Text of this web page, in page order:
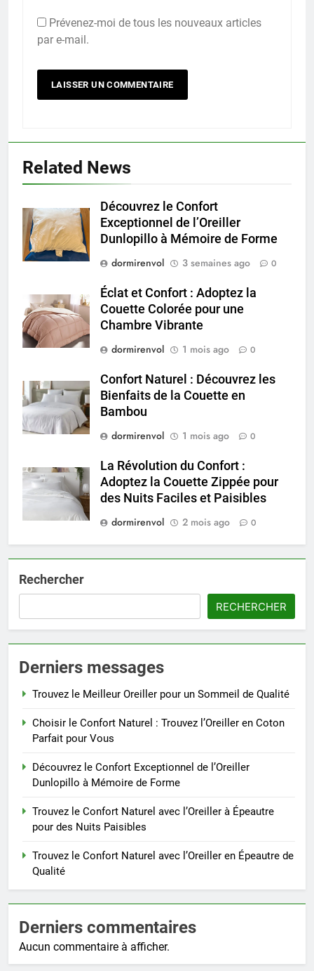
Prévenez-moi de tous les nouveaux articles
par e-mail.
Related News
Découvrez le Confort
Exceptionnel de l’Oreiller
Dunlopillo à Mémoire de Forme
dormirenvol
3 semaines ago 0
Éclat et Confort : Adoptez la
Couette Colorée pour une
Chambre Vibrante
dormirenvol
1 mois ago 0
Confort Naturel : Découvrez les
Bienfaits de la Couette en
Bambou
dormirenvol
1 mois ago 0
La Révolution du Confort :
Adoptez la Couette Zippée pour
des Nuits Faciles et Paisibles
dormirenvol
2 mois ago 0
Rechercher
RECHERCHER
Derniers messages
Trouvez le Meilleur Oreiller pour un Sommeil de Qualité
Choisir le Confort Naturel : Trouvez l’Oreiller en Coton
Parfait pour Vous
Découvrez le Confort Exceptionnel de l’Oreiller
Dunlopillo à Mémoire de Forme
Trouvez le Confort Naturel avec l’Oreiller à Épeautre
pour des Nuits Paisibles
Trouvez le Confort Naturel avec l’Oreiller en Épeautre de
Qualité
Derniers commentaires
Aucun commentaire à afficher.